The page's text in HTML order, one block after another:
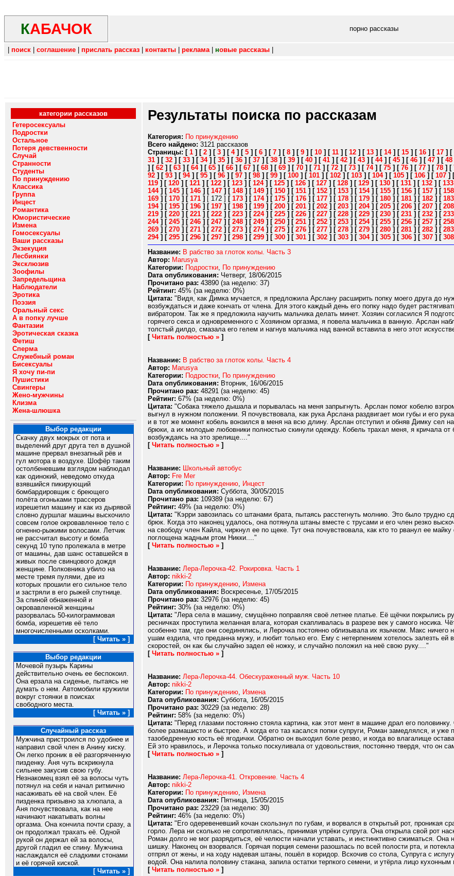
КАБАЧОК порно рассказы
поиск соглашение прислать рассказ контакты реклама| новые рассказы
категории рассказов
Гетеросексуалы
Подростки
Остальное
Потеря девственности
Случай
Странности
Студенты
По принуждению
Классика
Группа
Инцест
Романтика
Юмористические
Измена
Гомосексуалы
Ваши рассказы
Экзекуция
Лесбиянки
Эксклюзив
Зоофилы
Запредельщина
Наблюдатели
Эротика
Поэзия
Оральный секс
А в попку лучше
Фантазии
Эротическая сказка
Фетиш
Сперма
Служебный роман
Бисексуалы
Я хочу пи-пи
Пушистики
Свингеры
Жено-мужчины
Клизма
Жена-шлюшка
Выбор редакции
Скачку двух мокрых от пота и
выделений друг друга тел в душной
машине прервал внезапный рёв и
гул мотора в воздухе. Шофёр таким
остолбеневшим взглядом наблюдал
как одинокий, неведомо откуда
взявшийся пикирующий
бомбардировщик с бреющего
полёта огоньками трассеров
изрешетил машину и как из дырявой
словно дуршлаг машины выскочило
совсем голое окровавленное тело с
огненно-рыжими волосами. Летчик
не рассчитал высоту и бомба
секунд 10 тупо пролежала в метре
от машины, дав шанс оставшейся в
живых после свинцового дождя
женщине. Полковника убило на
месте тремя пулями, две из
которых прошили его сильное тело
и застряли в его рыжей спутнице.
За спиной обнаженной и
окровавленной женщины
разорвалась 50-килограммовая
бомба, изрешетив её тело
многочисленными осколками.
[ Читать » ]
Выбор редакции
Мочевой пузырь Карины
действительно очень ее беспокоил.
Она ерзала на сиденье, пытаясь не
думать о нем. Автомобили кружили
вокруг стоянки в поисках
свободного места.
[ Читать » ]
Случайный рассказ
Мужчина пристроился по удобнее и
направил свой член в Анину киску.
Он легко проник в её разгоряченную
пизденку. Аня чуть вскрикнула
сильнее закусив свою губу.
Незнакомец взял её за волосы чуть
потянул на себя и начал ритмично
насаживать её на свой член. Её
пизденка призывно за хлюпала, а
Аня почувствовала, как на нее
начинают накатывать волны
оргазма. Она кончила почти сразу, а
он продолжал трахать её. Одной
рукой он держал ей за волосы,
другой гладил ее спину. Мужчина
наслаждался её сладкими стонами
и её горячей киской.
[ Читать » ]
Результаты поиска по рассказам
Категория: По принуждению
Всего найдено: 3121 рассказов
Страницы: [ 1 ] [ 2 ] [ 3 ] [ 4] [ 5 ] [ 6 ] [ 7 ] [ 8 ] [ 9 ] [ 10 ] [ 11 ] [ 12 ] [ 13 ] [ 14] [ 15 ] [ 16 ] [ 17 ] [
31 ] [ 32 ] [ 33 ] [ 34] [ 35 ] [ 36 ] [ 37 ] [ 38 ] [ 39 ] [ 40 ] [ 41 ] [ 42 ] [ 43 ] [ 44] [ 45 ] [ 46 ] [ 47 ] [ 48
] [ 62 ] [ 63 ] [ 64] [ 65 ] [ 66 ] [ 67 ] [ 68 ] [ 69 ] [ 70 ] [ 71 ] [ 72 ] [ 73 ] [ 74] [ 75 ] [ 76 ] [ 77 ] [ 78 ] [
92 ] [ 93 ] [ 94] [ 95 ] [ 96 ] [ 97 ] [ 98 ] [ 99 ] [ 100 ] [ 101 ] [ 102 ] [ 103 ] [ 104] [ 105 ] [ 106 ] [ 107 ]
119 ] [ 120 ] [ 121 ] [ 122 ] [ 123 ] [ 124] [ 125 ] [ 126 ] [ 127 ] [ 128 ] [ 129 ] [ 130 ] [ 131 ] [ 132 ] [ 133
144] [ 145 ] [ 146 ] [ 147 ] [ 148 ] [ 149 ] [ 150 ] [ 151 ] [ 152 ] [ 153 ] [ 154] [ 155 ] [ 156 ] [ 157 ] [ 158
169 ] [ 170 ] [ 171 ] [ 172 ] [ 173 ] [ 174] [ 175 ] [ 176 ] [ 177 ] [ 178 ] [ 179 ] [ 180 ] [ 181 ] [ 182 ] [ 183
194] [ 195 ] [ 196 ] [ 197 ] [ 198 ] [ 199 ] [ 200 ] [ 201 ] [ 202 ] [ 203 ] [ 204] [ 205 ] [ 206 ] [ 207 ] [ 208
219 ] [ 220 ] [ 221 ] [ 222 ] [ 223 ] [ 224] [ 225 ] [ 226 ] [ 227 ] [ 228 ] [ 229 ] [ 230 ] [ 231 ] [ 232 ] [ 233
244] [ 245 ] [ 246 ] [ 247 ] [ 248 ] [ 249 ] [ 250 ] [ 251 ] [ 252 ] [ 253 ] [ 254] [ 255 ] [ 256 ] [ 257 ] [ 258
269 ] [ 270 ] [ 271 ] [ 272 ] [ 273 ] [ 274] [ 275 ] [ 276 ] [ 277 ] [ 278 ] [ 279 ] [ 280 ] [ 281 ] [ 282 ] [ 283
294] [ 295 ] [ 296 ] [ 297 ] [ 298 ] [ 299 ] [ 300 ] [ 301 ] [ 302 ] [ 303 ] [ 304] [ 305 ] [ 306 ] [ 307 ] [ 308
Название: В рабство за глоток колы. Часть 3
Автор: Marusya
Категории: Подростки, По принуждению
Dата опубликования: Четверг, 18/06/2015
Прочитано раз: 43890 (за неделю: 37)
Рейтинг: 45% (за неделю: 0%)
Цитата: "Видя, как Димка мучается, я предложила Арслану расширить попку моего друга до
возбуждаться и даже кончать от члена. Для этого каждый день его попку надо будет
вибратором. Так же я предложила научить мальчика делать минет. Хозяин согласился Я
горячего секса и одновременного с Хозяином оргазма, я повела мальчика в ванную. Арслан
толстый дилдо, смазала его гелем и нагнув мальчика над ванной вставила в него этот
[ Читать полностью » ]
Название: В рабство за глоток колы. Часть 4
Автор: Marusya
Категории: Подростки, По принуждению
Dата опубликования: Вторник, 16/06/2015
Прочитано раз: 48291 (за неделю: 45)
Рейтинг: 67% (за неделю: 0%)
Цитата: "Собака тяжело дышала и порывалась на меня запрыгнуть. Арслан помог кобелю
выгнул в нужном положении. Я почувствовала, как рука Арслана раздвигает мои губы и его
и в тот же момент кобель вонзился в меня на всю длину. Арслан отступил и обняв Димку сел
брюки, а их молодые любовники полностью скинули одежду. Кобель трахал меня, я кричала
возбуждаясь на это зрелище...."
[ Читать полностью » ]
Название: Школьный автобус
Автор: Fre Mer
Категории: По принуждению, Инцест
Dата опубликования: Суббота, 30/05/2015
Прочитано раз: 109389 (за неделю: 67)
Рейтинг: 49% (за неделю: 0%)
Цитата: "Кэрри завозилась со штанами брата, пытаясь расстегнуть молнию. Это было трудно
брюк. Когда это наконец удалось, она потянула штаны вместе с трусами и его член резко
на свободу член Кайла, чиркнул ее по щеке. Тут она почувствовала, как кто то рванул ее
поглощена жадным ртом Никки...."
[ Читать полностью » ]
Название: Лера-Лерочка-42. Рокировка. Часть 1
Автор: nikki-2
Категории: По принуждению, Измена
Dата опубликования: Воскресенье, 17/05/2015
Прочитано раз: 32976 (за неделю: 45)
Рейтинг: 30% (за неделю: 0%)
Цитата: "Лера села в машину, смущённо поправляя своё летнее платье. Её щёчки покрылись
ресничках проступила желанная влага, которая скапливалась в разрезе век у самого носика.
особенно там, где они соединялись, и Лерочка постоянно облизывала их язычком. Макс
ушам ездила, что преданна мужу, и любит только его. Ему с нетерпением хотелось залезть
скоростей, он как бы случайно задел её ножку, и случайно положил на неё свою руку...."
[ Читать полностью » ]
Название: Лера-Лерочка-44. Обескураженный муж. Часть 10
Автор: nikki-2
Категории: По принуждению, Измена
Dата опубликования: Суббота, 16/05/2015
Прочитано раз: 30229 (за неделю: 28)
Рейтинг: 58% (за неделю: 0%)
Цитата: "Перед глазами постоянно стояла картина, как этот мент в машине драл его
более размашисто и быстрее. А когда его таз касался попки супруги, Роман замедлялся, и
тазобедренную кость её ягодички. Обратно он выходил боле резво, и когда во влагалище
Ей это нравилось, и Лерочка только поскуливала от удовольствия, постоянно твердя, что он
[ Читать полностью » ]
Название: Лера-Лерочка-41. Откровение. Часть 4
Автор: nikki-2
Категории: По принуждению, Измена
Dата опубликования: Пятница, 15/05/2015
Прочитано раз: 23229 (за неделю: 30)
Рейтинг: 46% (за неделю: 0%)
Цитата: "Его одеревеневший кочан скользнул по губам, и ворвался в открытый рот, проникая
горло. Лера ни сколько не сопротивлялась, принимая упрёки супруга. Она открыла свой рот
Роман долго не мог разрядиться, её челюсти начали уставать, и инстинктивно сжиматься.
шишку. Наконец он взорвался. Горячая порция семени разошлась по всей полости рта, и
отпрял от жены, и на ходу надевая штаны, пошёл в коридор. Вскочив со стола, Супруга с
водой. Она налила половину стакана, запила остатки терпкого семени, и утёрла лицо
[ Читать полностью » ]